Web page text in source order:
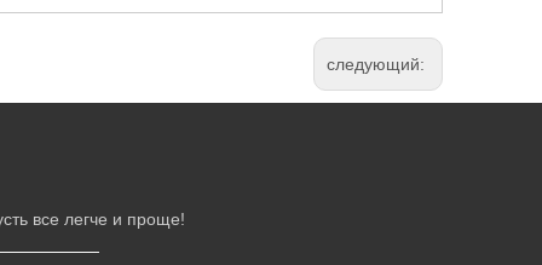
следующий:
все легче и проще!